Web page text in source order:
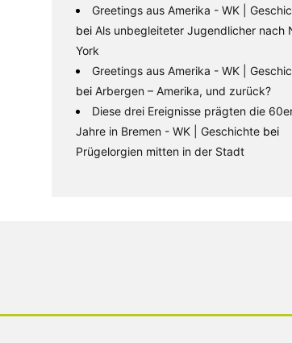
Greetings aus Amerika - WK |
bei Als unbegleiteter Jugendlicher nach
York
Greetings aus Amerika - WK |
bei Arbergen – Amerika, und zurück?
Diese drei Ereignisse prägten die
Jahre in Bremen - WK | Geschichte bei
Prügelorgien mitten in der Stadt